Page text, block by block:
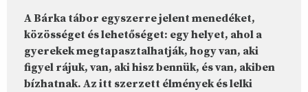
A Bárka tábor egyszerre jelent menedéket,
közösséget és lehetőséget: egy helyet, ahol a
gyerekek megtapasztalhatják, hogy van, aki
figyel rájuk, van, aki hisz bennük, és van, akiben
bízhatnak. Az itt szerzett élmények és lelki